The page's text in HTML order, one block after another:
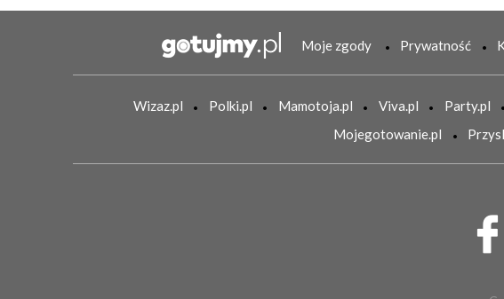
Moje zgody Prywatność
Wizaz.pl Polki.pl Mamotoja.pl Viva.pl Party.pl
Mojegotowanie.pl